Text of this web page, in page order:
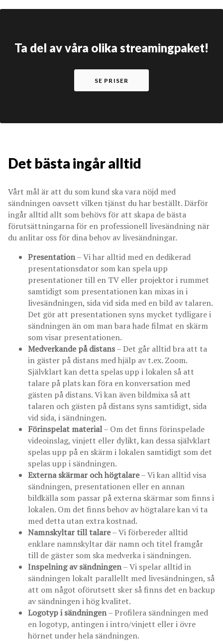
Ta del av våra olika streamingpaket!
SE PRISER
Det bästa ingår alltid
Vårt mål är att du som kund ska vara nöjd med
sändningen oavsett vilken tjänst du har beställt. Därför
ingår alltid allt som behövs för att skapa de bästa
förutsättningarna för en professionell livesändning när
du anlitar oss för dina behov av livesändningar.
Presentation– Vi har alltid med en dedikerad
presentationsdator som kan spela upp
presentationer till en TV eller projektor i rummet
samtidigt som presentationen kan mixas in i
livesändningen, sida vid sida med en bild av talaren.
Det gör att presentationen syns mycket tydligare i
sändningen än om man bara hade filmat en skärm
som visar presentationen.
Medverkande på distans– Det går alltid bra att ta
in gäster på distans med hjälp av t.ex. Zoom.
Självklart kan detta spelas upp i lokalen så att
talare på plats kan föra en konversation med
gästen på distans. Vi kan även bildmixa så att
talaren och gästen på distans syns samtidigt, sida
vid sida, i sändningen.
Förinspelat material– Om det finns förinspelade
videoinslag, vinjett eller dylikt, kan dessa självklart
spelas upp på en skärm i lokalen samtidigt som det
spelas upp i sändningen.
Externa skärmar och högtalare– Vi kan alltid visa
sändningen, presentationen eller en annan
bildkälla som passar på externa skärmar som finns i
lokalen. Om det finns behov av högtalare kan vi ta
med detta utan extra kostnad.
Namnskyltar till talare– Vi förbereder alltid
enklare namnskyltar där namn och titel framgår
till de gäster som ska medverka i sändningen.
Inspelning av sändningen– Vi spelar alltid in
sändningen lokalt parallellt med livesändningen, så
att om något oförutsett sker så finns det en backup
av sändningen i hög kvalitet.
Logotyp i sändningen– Profilera sändningen med
en logotyp, antingen i intro/vinjett eller i övre
hörnet under hela sändningen.